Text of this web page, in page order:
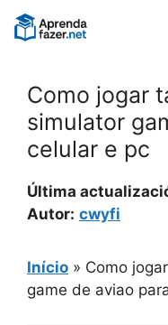
Pular
para
Como jogar
simulator
celular e pc
Última
Autor: cwyfi
Início » Como
game de aviao